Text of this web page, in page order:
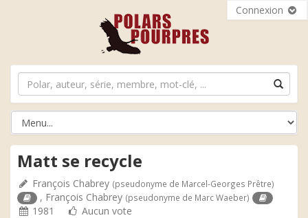
Connexion
Matt se recycle
François Chabrey (pseudonyme de Marcel-Georges Prêtre)
, François Chabrey (pseudonyme de Marc Waeber)
1981 Aucun vote